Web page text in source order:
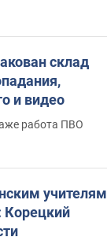
склад
и видео
работа ПВО
учителям
Корецкий